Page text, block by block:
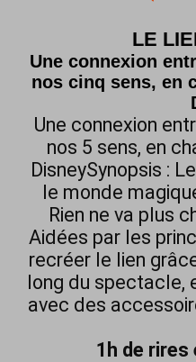
LE
Une connexion
nos cinq sens, en
Une connexion
nos 5 sens, en
DisneySynopsis :
le monde
Rien ne va plus
Aidées par les
recréer le lien
long du spectacle,
avec des
1h de